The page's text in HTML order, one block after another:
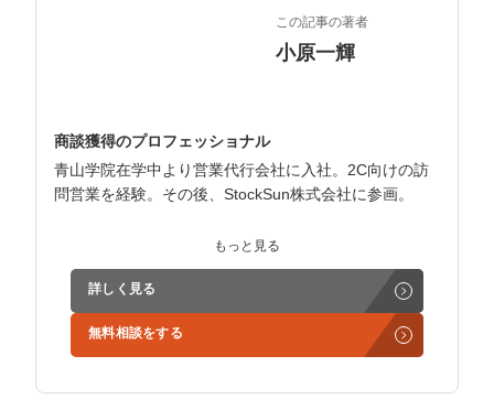
この記事の著者
小原一輝
商談獲得のプロフェッショナル
青山学院在学中より営業代行会社に入社。2C向けの訪
問営業を経験。その後、StockSun株式会社に参画。
インサイドセールス立ち上げ、テレアポ部隊立ち上げな
ど営業支援を担当。
学生時代からに代表岩野の社長秘書として活動。現在は
3社の事業責任者も務めており、Webマーケティングと
精鋭された営業フリーランスが30名ほどを牽引。
もっと見る
詳しく見る
無料相談をする